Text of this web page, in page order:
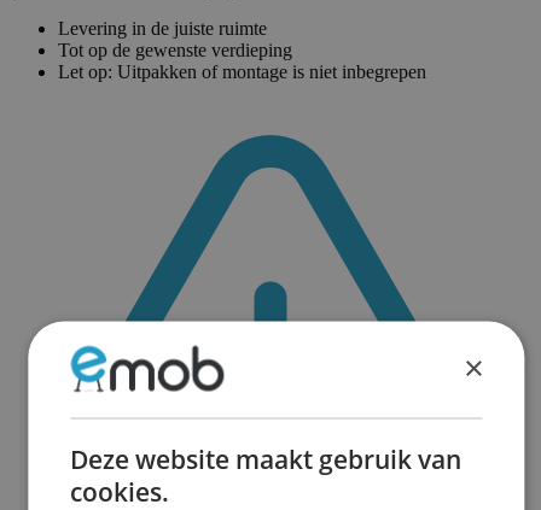
Levering in de juiste ruimte
Tot op de gewenste verdieping
Let op: Uitpakken of montage is niet inbegrepen
×
Deze website maakt gebruik van
cookies.